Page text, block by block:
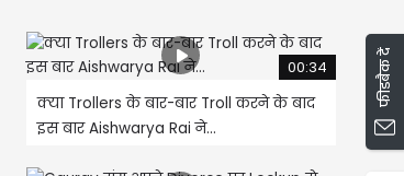
00:34
क्या Trollers के बार-बार Troll करने के बाद
इस बार Aishwarya Rai ने...
फीडबैक दें